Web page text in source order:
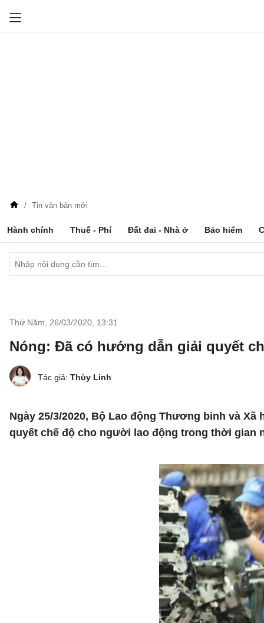
Tin văn bản mới
Hành chính Thuế - Phí Đất đai - Nhà ở Bảo hiểm
Thứ Năm, 26/03/2020 13:31
Nóng: Đã có hướng dẫn giải quyết
Tác giả: Thùy Linh
Ngày 25/3/2020, Bộ Lao động Thương binh và Xã
quyết chế độ cho người lao động trong thời gian